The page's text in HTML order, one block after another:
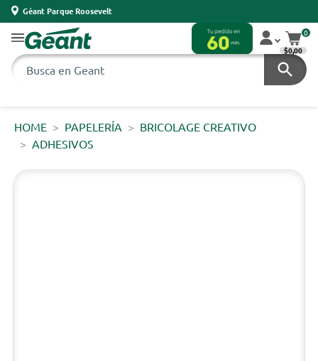
Géant Parque Roosevelt
0
$0,00
HOME PAPELERÍA
BRICOLAGE CREATIVO
ADHESIVOS